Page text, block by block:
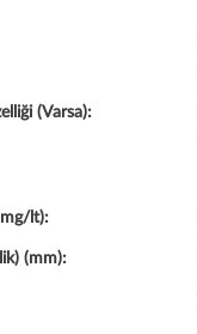
(Varsa):
lt):
(mm):